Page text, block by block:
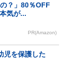
？」80％OFF
気が...
PR(Amazon)
児を保護した